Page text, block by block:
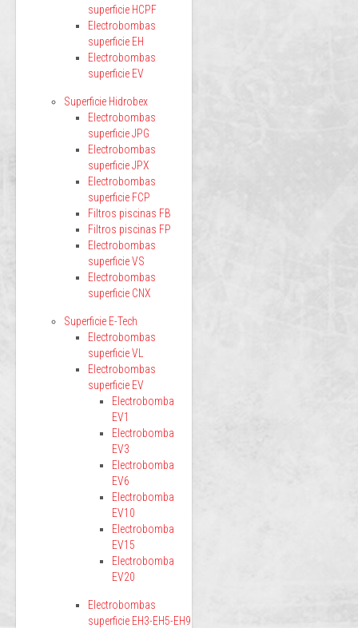
superficie HCPF
Electrobombas
superficie EH
Electrobombas
superficie EV
Superficie Hidrobex
Electrobombas
superficie JPG
Electrobombas
superficie JPX
Electrobombas
superficie FCP
Filtros piscinas FB
Filtros piscinas FP
Electrobombas
superficie VS
Electrobombas
superficie CNX
Superficie E-Tech
Electrobombas
superficie VL
Electrobombas
superficie EV
Electrobomba
EV1
Electrobomba
EV3
Electrobomba
EV6
Electrobomba
EV10
Electrobomba
EV15
Electrobomba
EV20
Electrobombas
superficie EH3-EH5-EH9